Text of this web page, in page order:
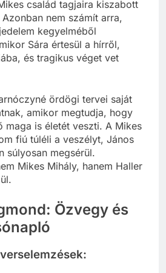
család tagjaira kiszabott
nem számít arra,
kegyelméből
Sára értesül a hírről,
és tragikus véget vet
ördögi tervei saját
amikor megtudja, hogy
maga is életét veszti. A Mikes
fiú túléli a veszélyt, János
súlyosan megsérül.
Mikes Mihály, hanem Haller
Özvegy és